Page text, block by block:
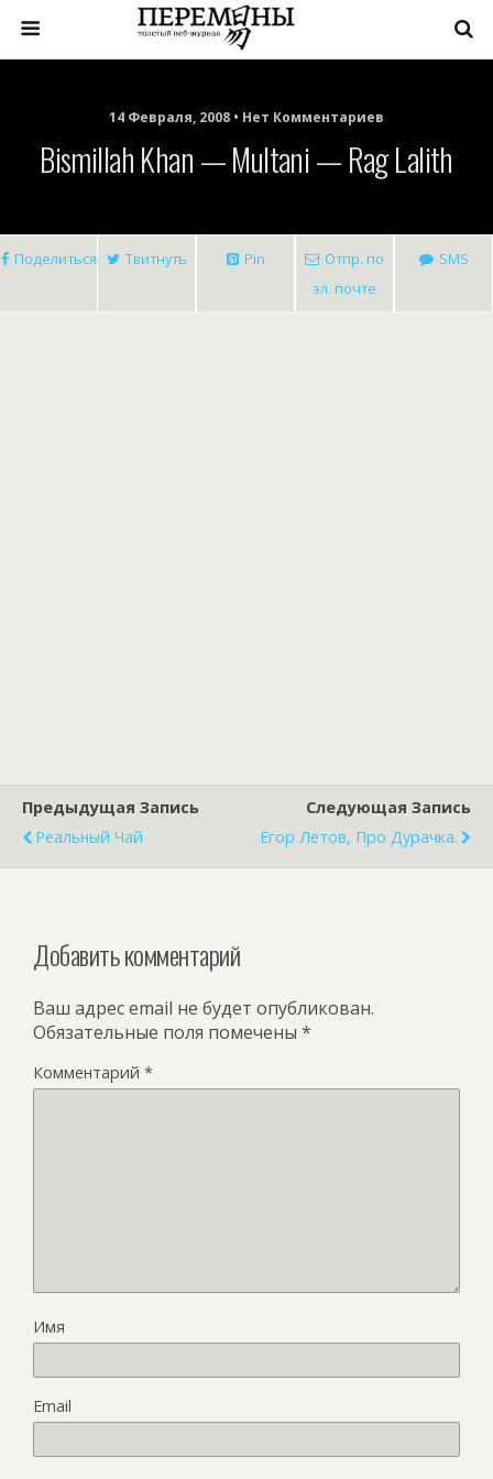
14 Февраля, 2008 • Нет Комментариев
Bismillah Khan — Multani — Rag Lalith
Поделиться Твитнуть Pin
Отпр. по
эл. почте
SMS
Предыдущая Запись
Реальный Чай
Следующая Запись
Егор Летов, Про Дурачка.
Добавить комментарий
Ваш адрес email не будет опубликован.
Обязательные поля помечены *
Комментарий *
Имя
Email